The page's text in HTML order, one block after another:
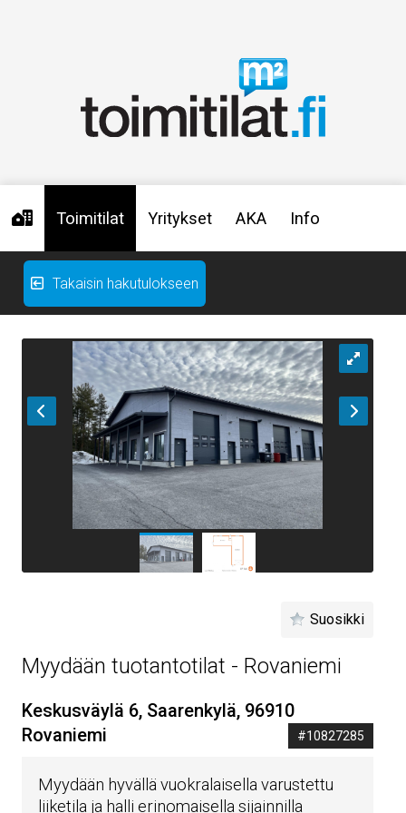
Toimitilat Yritykset AKA Info
Takaisin hakutulokseen
Suosikki
Myydään tuotantotilat - Rovaniemi
Keskusväylä 6, Saarenkylä, 96910
Rovaniemi
#10827285
Myydään hyvällä vuokralaisella varustettu
liiketila ja halli erinomaisella sijainnilla